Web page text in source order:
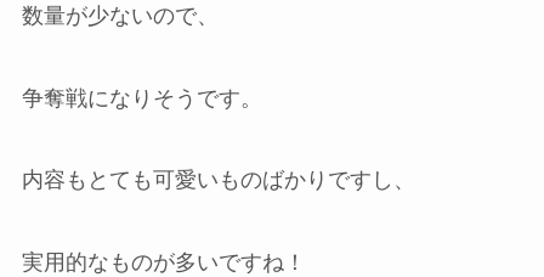
数量が少ないので、
争奪戦になりそうです。
内容もとても可愛いものばかりですし、
実用的なものが多いですね！